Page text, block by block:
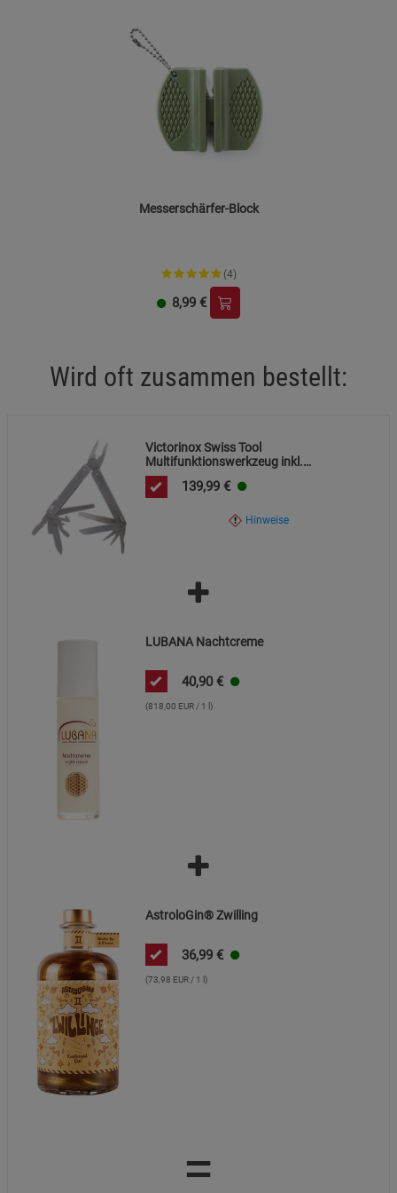
recycelt oder entsorgt werden.
Nutzen Sie öffentliche Sammelstellen oder
Recyclingprogramme für Werkzeuge und Metallteile, um
Umweltbelastungen zu minimieren.
Messerschärfer-Block
(4)
8,99 €
Wird oft zusammen bestellt:
Victorinox Swiss Tool
Multifunktionswerkzeug inkl.
Gürteltasche aus Leder
139,99 €
Hinweise
LUBANA Nachtcreme
40,90 €
(818,00 EUR / 1 l)
AstroloGin® Zwilling
36,99 €
(73,98 EUR / 1 l)
=